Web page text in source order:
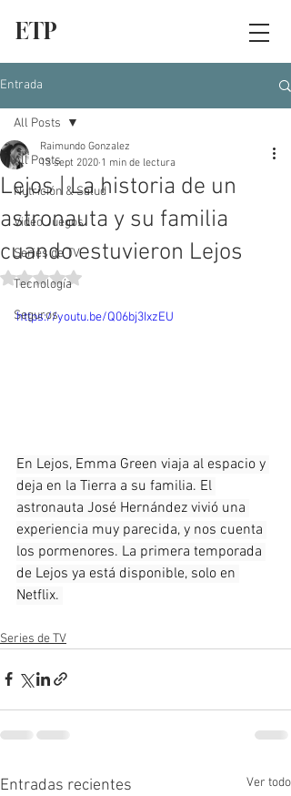
ETP
Entrada
All Posts
Nutrición & Salud
Video Juegos
Series de TV
Tecnología
Seguros
All Posts
Lejos | La historia de un
astronauta y su familia
cuando estuvieron Lejos
Raimundo Gonzalez
13 sept 2020 1 min de lectura
Obtuvo NaN de 5 estrellas.
https://youtu.be/Q06bj3IxzEU
En Lejos, Emma Green viaja al espacio y
deja en la Tierra a su familia. El
astronauta José Hernández vivió una
experiencia muy parecida, y nos cuenta
los pormenores. La primera temporada
de Lejos ya está disponible, solo en
Netflix.
Series de TV
Entradas recientes Ver todo